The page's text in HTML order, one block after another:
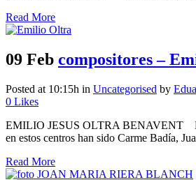
Read More
09 Feb compositores –
Posted at 10:15h in Uncategorised by
0 Likes
EMILIO JESUS OLTRA BENAVENT
en estos centros han sido Carme Badía,
Read More